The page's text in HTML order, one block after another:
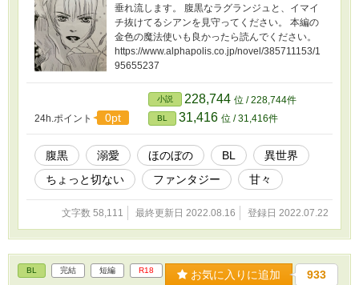
垂れ流します。 腹黒なラグランジュと、イマイ
チ抜けてるシアンを見守ってください。 本編の
金色の魔法使いも良かったら読んでください。
https://www.alphapolis.co.jp/novel/385711153/1
95655237
24h.ポイント 0pt
小説 228,744 位 / 228,744件
BL 31,416 位 / 31,416件
腹黒 溺愛 ほのぼの BL
異世界
ちょっと切ない
ファンタジー 甘々
文字数 58,111 最終更新日 2022.08.16 登録日 2022.07.22
BL 完結 短編 R18 お気に入りに追加 933